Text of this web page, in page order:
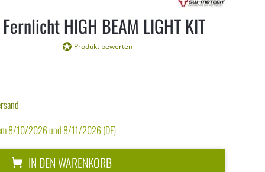
HIGH BEAM LIGHT KIT
Produkt bewerten
8/10/2026 und 8/11/2026 (DE)
IN DEN WARENKORB